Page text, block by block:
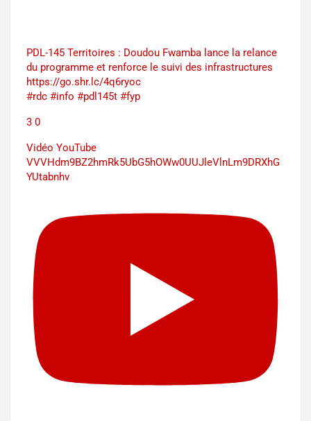
PDL-145 Territoires : Doudou Fwamba lance la relance
du programme et renforce le suivi des infrastructures
https://go.shr.lc/4q6ryoc
#rdc #info #pdl145t #fyp
3 0
Vidéo YouTube
VVVHdm9BZ2hmRk5UbG5hOWw0UUJleVlnLm9DRXhG
YUtabnhv